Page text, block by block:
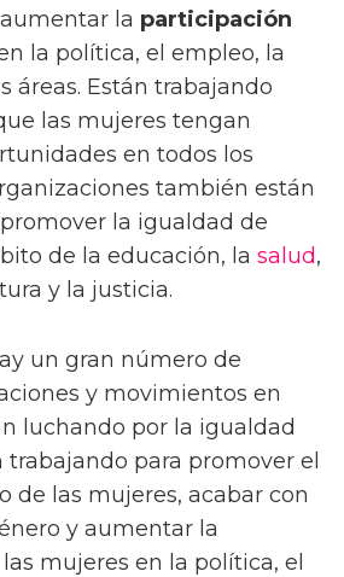
la participación
la política, el empleo, la
áreas. Están trabajando
las mujeres tengan
en todos los
también están
la igualdad de
de la educación, la salud,
y la justicia.
un gran número de
y movimientos en
luchando por la igualdad
trabajando para promover el
de las mujeres, acabar con
y aumentar la
mujeres en la política, el